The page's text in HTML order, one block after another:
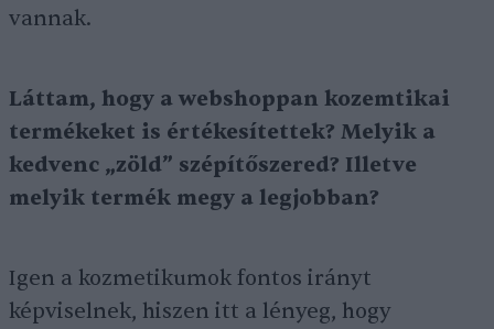
vannak.
Láttam, hogy a webshoppan kozemtikai
termékeket is értékesítettek? Melyik a
kedvenc „zöld” szépítőszered? Illetve
melyik termék megy a legjobban?
Igen a kozmetikumok fontos irányt
képviselnek, hiszen itt a lényeg, hogy